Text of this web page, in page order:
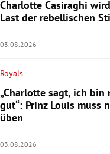
Charlotte Casiraghi
Last der rebellischen
03.08.2026
Royals
„Charlotte sagt, ich bin
gut“: Prinz Louis muss
üben
03.08.2026